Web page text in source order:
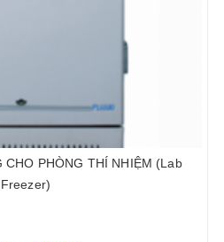
CHO PHÒNG THÍ NHIỆM (Lab
Freezer)